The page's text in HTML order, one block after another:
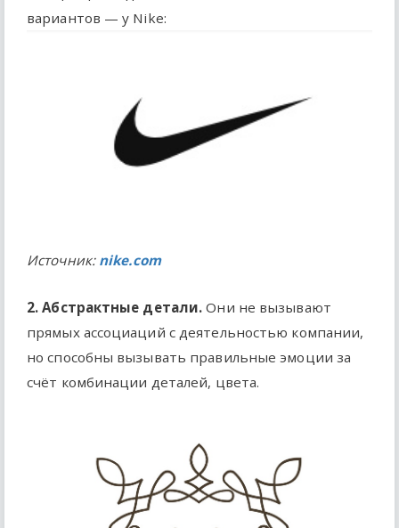
вариантов — у Nike:
Источник: nike.com
2. Абстрактные детали. Они не вызывают
прямых ассоциаций с деятельностью компании,
но способны вызывать правильные эмоции за
счёт комбинации деталей, цвета.